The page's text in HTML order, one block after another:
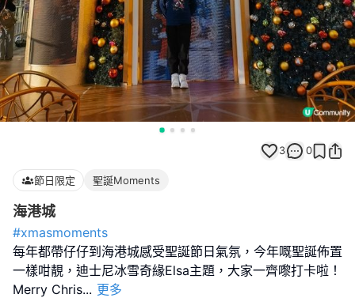
3 0
節日限定 聖誕Moments
海港城
#xmasmoments
每年都帶仔仔到海港城感受聖誕節日氣氛，今年嘅聖誕佈置
一樣咁靚，迪士尼冰雪奇緣Elsa主題，大家一齊嚟打卡啦！
Merry Chris... 更多